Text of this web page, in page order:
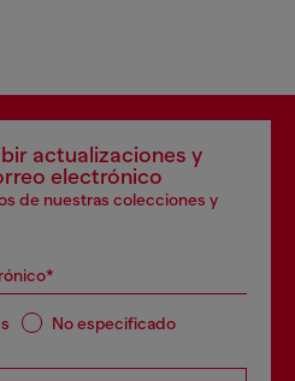
actualizaciones y
electrónico
de nuestras colecciones y
No especificado